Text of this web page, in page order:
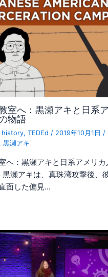
室へ：黒瀬アキと日系
物語
history,TEDEd / 2019年10月1日/
,黒瀬アキ
へ：黒瀬アキと日系アメリカ
黒瀬アキは、真珠湾攻撃後、
面した偏見…